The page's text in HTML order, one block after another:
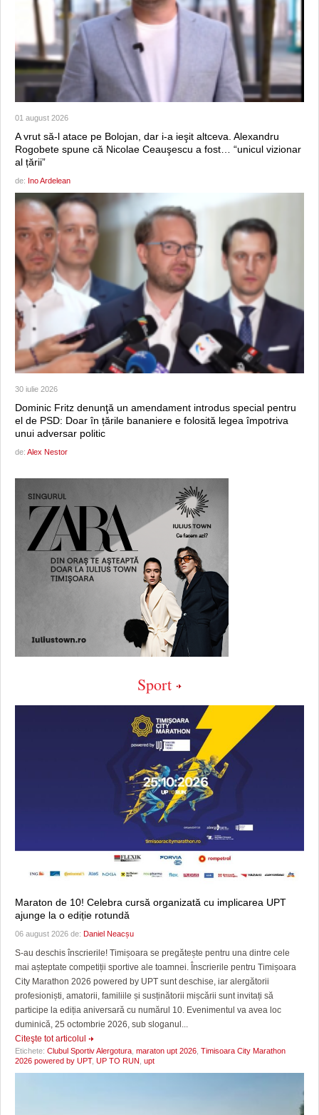
01 august 2026
A vrut să-l atace pe Bolojan, dar i-a ieşit altceva. Alexandru
Rogobete spune că Nicolae Ceauşescu a fost… “unicul vizionar
al țării”
de: Ino Ardelean
30 iulie 2026
Dominic Fritz denunţă un amendament introdus special pentru
el de PSD: Doar în țările bananiere e folosită legea împotriva
unui adversar politic
de: Alex Nestor
Sport
Maraton de 10! Celebra cursă organizată cu implicarea UPT
ajunge la o ediție rotundă
06 august 2026 de: Daniel Neacșu
S-au deschis înscrierile! Timișoara se pregătește pentru una dintre cele
mai așteptate competiții sportive ale toamnei. Înscrierile pentru Timișoara
City Marathon 2026 powered by UPT sunt deschise, iar alergătorii
profesioniști, amatorii, familiile și susținătorii mișcării sunt invitați să
participe la ediția aniversară cu numărul 10. Evenimentul va avea loc
duminică, 25 octombrie 2026, sub sloganul...
Citeşte tot articolul
Etichete: Clubul Sportiv Alergotura maraton upt 2026 Timisoara City Marathon
2026 powered by UPT, UP TO RUN upt